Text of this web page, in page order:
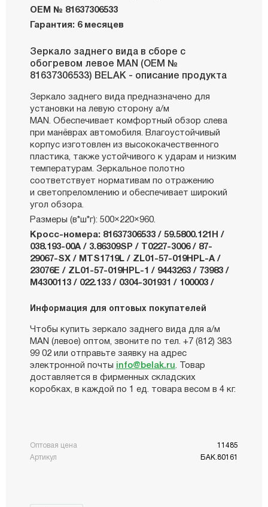
OEM № 81637306533
Гарантия: 6 месяцев
Зеркало заднего вида в сборе с
обогревом левое MAN (OEM №
81637306533) BELAK - описание продукта
Зеркало заднего вида предназначено для
установки на левую сторону а/м
MAN. Обеспечивает комфортный обзор слева
при манёврах автомобиля. Влагоустойчивый
корпус изготовлен из высококачественного
пластика, также устойчивого к ударам и низким
температурам. Зеркальное полотно
соответствует нормативам по отражению
и светопреломлению и обеспечивает широкий
угол обзора.
Размеры (в*ш*г): 500×220×960.
Кросс-номера: 81637306533 / 59.5800.121H /
038.193-00A / 3.86309SP / T0227-3006 / 87-
29067-SX / MTS1719L / ZL01-57-019HPL-A /
23076E / ZL01-57-019HPL-1 / 9443263 / 73983 /
M4300113 / 022.133 / 0304-301931 / 100003 /
Информация для оптовых покупателей
Чтобы купить зеркало заднего вида для а/м
MAN (левое) оптом, звоните по тел. +7 (812) 383
99 02 или отправьте заявку на адрес
электронной почты info@belak.ru. Товар
доставляется в фирменных складских
коробках, в каждой по 1 ед. товара весом в 4 кг.
Оптовая цена
11485
Артикул
БАК.80161